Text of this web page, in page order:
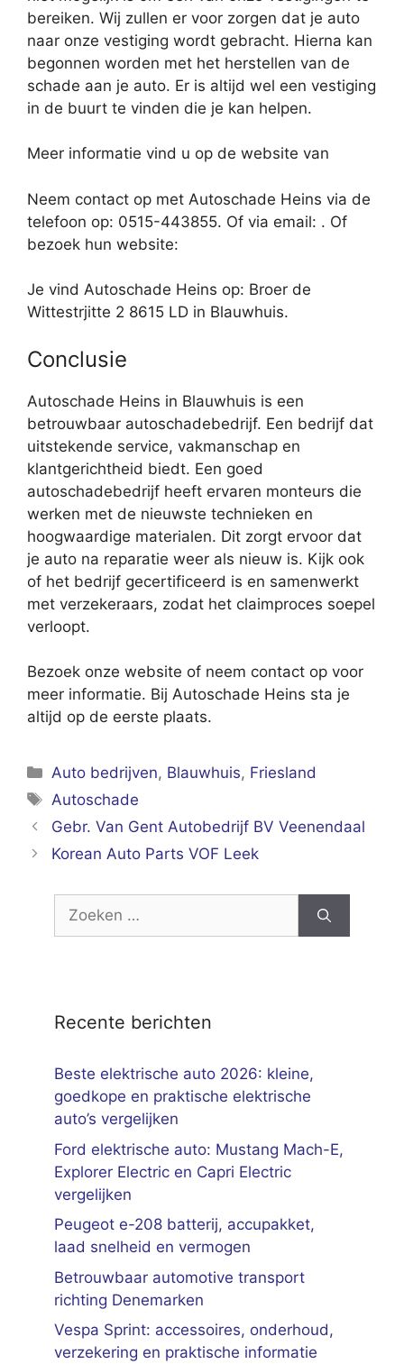
bereiken. Wij zullen er voor zorgen dat je auto
naar onze vestiging wordt gebracht. Hierna kan
begonnen worden met het herstellen van de
schade aan je auto. Er is altijd wel een vestiging
in de buurt te vinden die je kan helpen.
Meer informatie vind u op de website van
Neem contact op met Autoschade Heins via de
telefoon op: 0515-443855. Of via email: . Of
bezoek hun website:
Je vind Autoschade Heins op: Broer de
Wittestrjitte 2 8615 LD in Blauwhuis.
Conclusie
Autoschade Heins in Blauwhuis is een
betrouwbaar autoschadebedrijf. Een bedrijf dat
uitstekende service, vakmanschap en
klantgerichtheid biedt. Een goed
autoschadebedrijf heeft ervaren monteurs die
werken met de nieuwste technieken en
hoogwaardige materialen. Dit zorgt ervoor dat
je auto na reparatie weer als nieuw is. Kijk ook
of het bedrijf gecertificeerd is en samenwerkt
met verzekeraars, zodat het claimproces soepel
verloopt.
Bezoek onze website of neem contact op voor
meer informatie. Bij Autoschade Heins sta je
altijd op de eerste plaats.
Categorieën
Auto bedrijven, Blauwhuis, Friesland
Tags
Autoschade
Gebr. Van Gent Autobedrijf BV Veenendaal
Korean Auto Parts VOF Leek
Zoek
Recente berichten
Beste elektrische auto 2026: kleine,
goedkope en praktische elektrische
auto’s vergelijken
Ford elektrische auto: Mustang Mach-E,
Explorer Electric en Capri Electric
vergelijken
Peugeot e-208 batterij, accupakket,
laad snelheid en vermogen
Betrouwbaar automotive transport
richting Denemarken
Vespa Sprint: accessoires, onderhoud,
verzekering en praktische informatie